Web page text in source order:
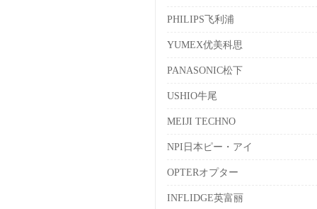
PHILIPS飞利浦
YUMEX优美科思
PANASONIC松下
USHIO牛尾
MEIJI TECHNO
NPI日本ピー・アイ
OPTERオプター
INFLIDGE英富丽